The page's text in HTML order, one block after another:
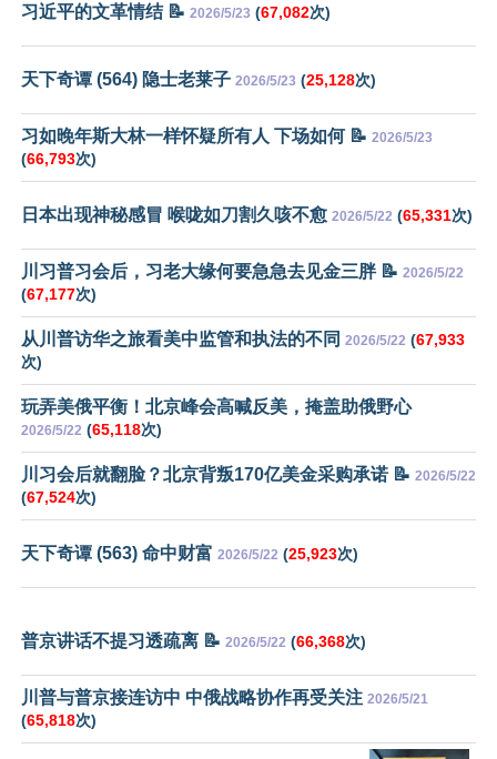
习近平的文革情结 📝 2026/5/23 (67,082次)
天下奇谭 (564) 隐士老莱子 2026/5/23 (25,128次)
习如晚年斯大林一样怀疑所有人 下场如何 📝 2026/5/23
(66,793次)
日本出现神秘感冒 喉咙如刀割久咳不愈 2026/5/22 (65,331次)
川习普习会后，习老大缘何要急急去见金三胖 📝 2026/5/22
(67,177次)
从川普访华之旅看美中监管和执法的不同 2026/5/22 (67,933
次)
玩弄美俄平衡！北京峰会高喊反美，掩盖助俄野心
2026/5/22 (65,118次)
川习会后就翻脸？北京背叛170亿美金采购承诺 📝 2026/5/22
(67,524次)
天下奇谭 (563) 命中财富 2026/5/22 (25,923次)
普京讲话不提习透疏离 📝 2026/5/22 (66,368次)
川普与普京接连访中 中俄战略协作再受关注 2026/5/21
(65,818次)